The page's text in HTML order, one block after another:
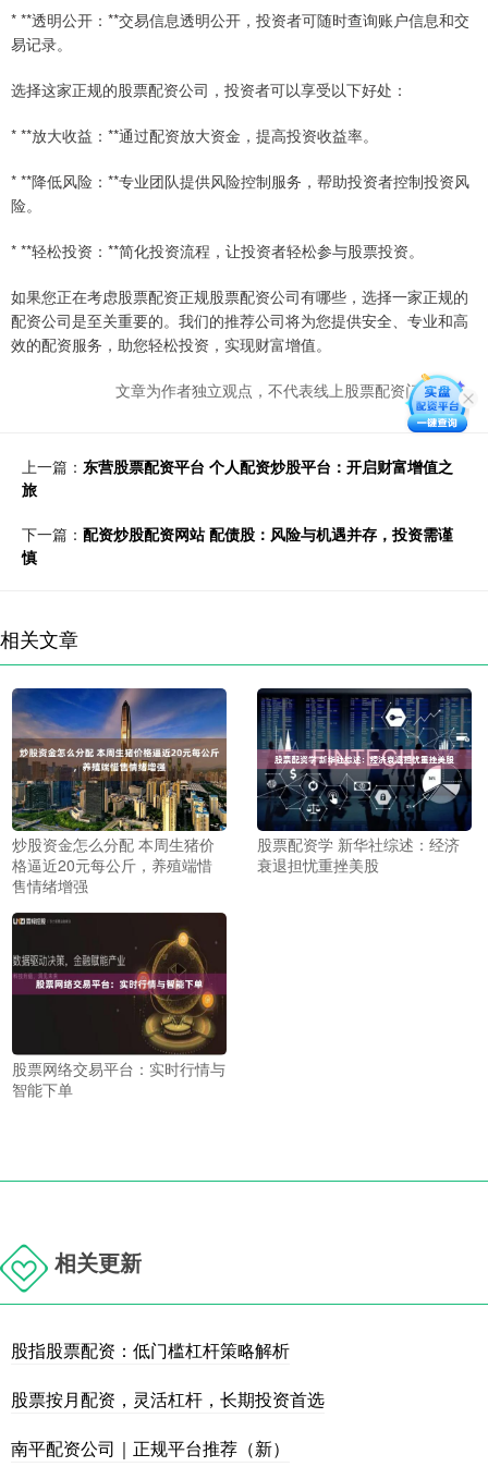
* **透明公开：**交易信息透明公开，投资者可随时查询账户信息和交
易记录。
选择这家正规的股票配资公司，投资者可以享受以下好处：
* **放大收益：**通过配资放大资金，提高投资收益率。
* **降低风险：**专业团队提供风险控制服务，帮助投资者控制投资风
险。
* **轻松投资：**简化投资流程，让投资者轻松参与股票投资。
如果您正在考虑股票配资正规股票配资公司有哪些，选择一家正规的
配资公司是至关重要的。我们的推荐公司将为您提供安全、专业和高
效的配资服务，助您轻松投资，实现财富增值。
文章为作者独立观点，不代表线上股票配资门户观点
上一篇： 东营股票配资平台 个人配资炒股平台：开启财富增值之
旅
下一篇： 配资炒股配资网站 配债股：风险与机遇并存，投资需谨
慎
相关文章
炒股资金怎么分配 本周生猪价
格逼近20元每公斤，养殖端惜
售情绪增强
股票配资学 新华社综述：经济
衰退担忧重挫美股
股票网络交易平台：实时行情与
智能下单
相关更新
股指股票配资：低门槛杠杆策略解析
股票按月配资，灵活杠杆，长期投资首选
南平配资公司｜正规平台推荐（新）